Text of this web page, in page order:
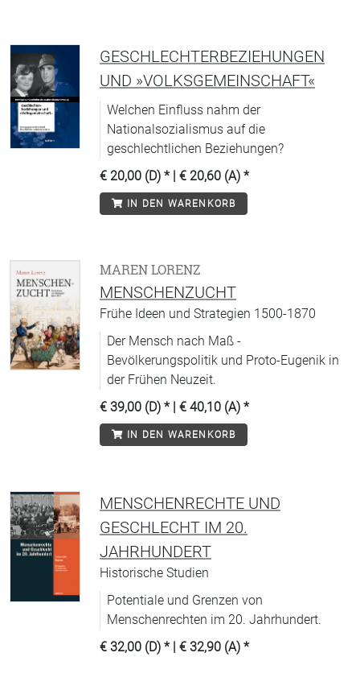
GESCHLECHTERBEZIEHUNGEN
UND »VOLKSGEMEINSCHAFT«
Welchen Einfluss nahm der
Nationalsozialismus auf die
geschlechtlichen Beziehungen?
€ 20,00 (D) * | € 20,60 (A) *
IN DEN WARENKORB
MAREN LORENZ
MENSCHENZUCHT
Frühe Ideen und Strategien 1500-1870
Der Mensch nach Maß -
Bevölkerungspolitik und Proto-Eugenik in
der Frühen Neuzeit.
€ 39,00 (D) * | € 40,10 (A) *
IN DEN WARENKORB
MENSCHENRECHTE UND
GESCHLECHT IM 20.
JAHRHUNDERT
Historische Studien
Potentiale und Grenzen von
Menschenrechten im 20. Jahrhundert.
€ 32,00 (D) * | € 32,90 (A) *